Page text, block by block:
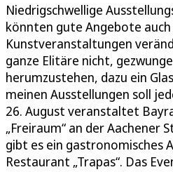
Niedrigschwellige
könnten gute Angebote
Kunstveranstaltungen
ganze Elitäre nicht,
herumzustehen, dazu ein
meinen Ausstellungen soll
26. August veranstaltet
„Freiraum“ an der Aachener
gibt es ein gastronomisches
Restaurant „Trapas“. Das